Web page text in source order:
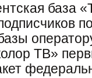
база
ТВ»